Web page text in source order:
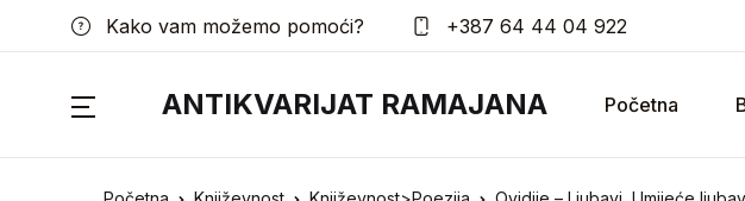
Kako vam možemo pomoći? +387 64 44 04 922
ANTIKVARIJAT RAMAJANA Početna